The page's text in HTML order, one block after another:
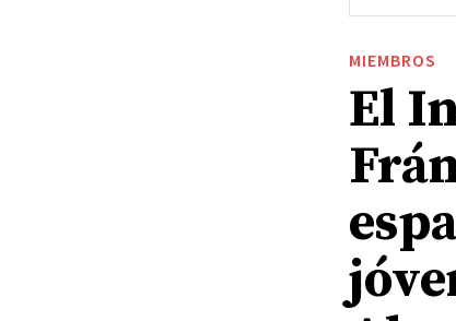
MIEMBROS
El